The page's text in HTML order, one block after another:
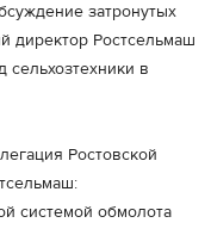
затронутых
директор Ростсельмаш
сельхозтехники в
Ростовской
системой обмолота